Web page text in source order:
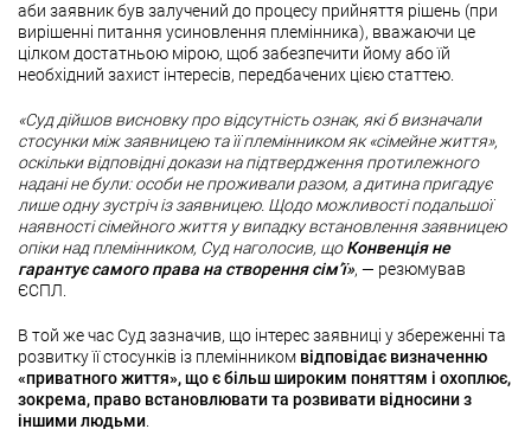
аби заявник був залучений до процесу прийняття рішень (при
вирішенні питання усиновлення племінника), вважаючи це
цілком достатньою мірою, щоб забезпечити йому або їй
необхідний захист інтересів, передбачених цією статтею.
«Суд дійшов висновку про відсутність ознак, які б визначали
стосунки між заявницею та її племінником як «сімейне життя»,
оскільки відповідні докази на підтвердження протилежного
надані не були: особи не проживали разом, а дитина пригадує
лише одну зустріч із заявницею. Щодо можливості подальшої
наявності сімейного життя у випадку встановлення заявницею
опіки над племінником, Суд наголосив, щоКонвенція не
гарантує самого права на створення сім’ї», — резюмував
ЄСПЛ.
В той же час Суд зазначив, що інтерес заявниці у збереженні та
розвитку її стосунків із племінником відповідає визначенню
«приватного життя», що є більш широким поняттям і охоплює,
зокрема, право встановлювати та розвивати відносини з
іншими людьми